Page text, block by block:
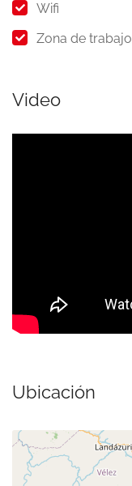
Wifi
Zona de trabajo
Video
Ubicación